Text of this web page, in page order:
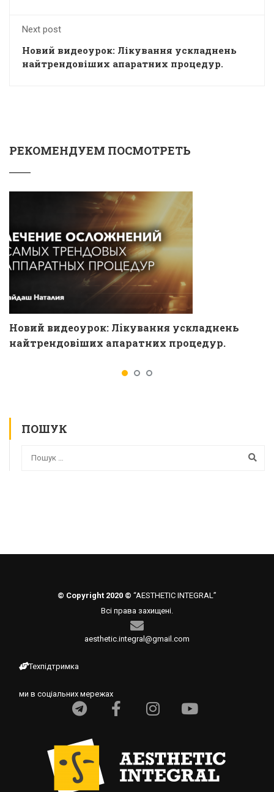
Next post
Новий видеоурок: Лікування ускладнень
найтрендовіших апаратних процедур.
РЕКОМЕНДУЕМ ПОСМОТРЕТЬ
Новий видеоурок: Лікування ускладнень
найтрендовіших апаратних процедур.
ПОШУК
© Copyright 2020 © “AESTHETIC INTEGRAL”
Всі права захищені.
aesthetic.integral@gmail.com
Техпідтримка
ми в соціальних мережах